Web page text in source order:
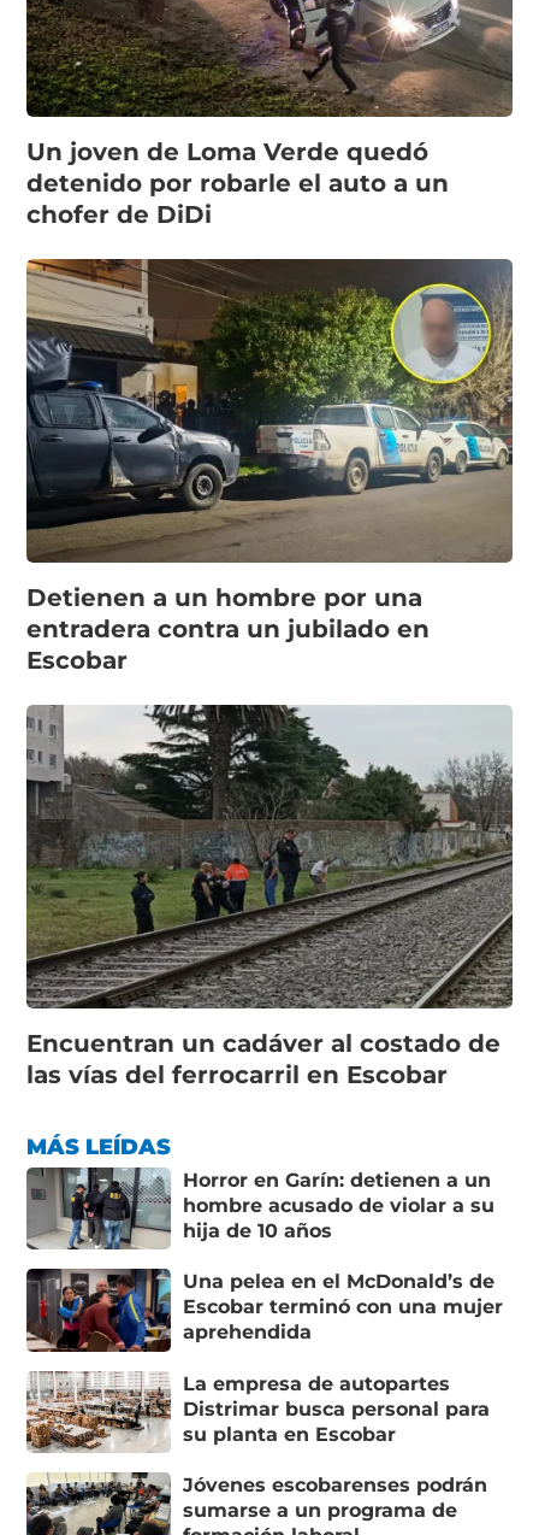
Un joven de Loma Verde quedó
detenido por robarle el auto a un
chofer de DiDi
Detienen a un hombre por una
entradera contra un jubilado en
Escobar
Encuentran un cadáver al costado de
las vías del ferrocarril en Escobar
MÁS LEÍDAS
Horror en Garín: detienen a un
hombre acusado de violar a su
hija de 10 años
Una pelea en el McDonald’s de
Escobar terminó con una mujer
aprehendida
La empresa de autopartes
Distrimar busca personal para
su planta en Escobar
Jóvenes escobarenses podrán
sumarse a un programa de